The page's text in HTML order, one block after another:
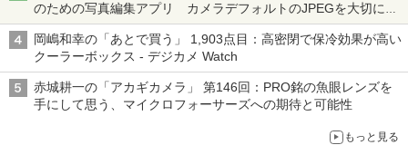
のための写真編集アプリ カメラデフォルトのJPEGを大切にす
る「Filmator」
岡嶋和幸の「あとで買う」 1,903点目：高密閉で保冷効果が高い
クーラーボックス - デジカメ Watch
赤城耕一の「アカギカメラ」 第146回：PRO銘の魚眼レンズを
手にして思う、マイクロフォーサーズへの期待と可能性
もっと見る